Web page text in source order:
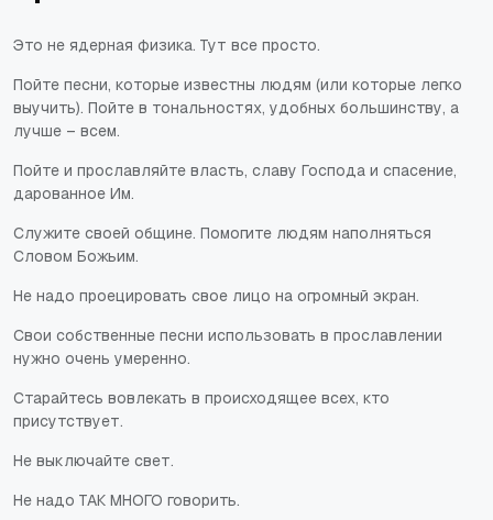
Это не ядерная физика. Тут все просто.
Пойте песни, которые известны людям (или которые легко
выучить). Пойте в тональностях, удобных большинству, а
лучше – всем.
Пойте и прославляйте власть, славу Господа и спасение,
дарованное Им.
Служите своей общине. Помогите людям наполняться
Словом Божьим.
Не надо проецировать свое лицо на огромный экран.
Свои собственные песни использовать в прославлении
нужно очень умеренно.
Старайтесь вовлекать в происходящее всех, кто
присутствует.
Не выключайте свет.
Не надо ТАК МНОГО говорить.